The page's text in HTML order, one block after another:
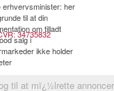
til at mï¿½lrette
her
til at din
om tilladt
salg i
ikke holder
34735832